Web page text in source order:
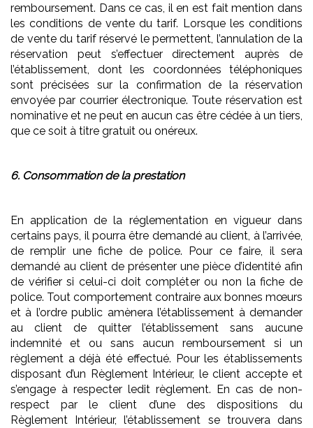
remboursement. Dans ce cas, il en est fait mention dans
les conditions de vente du tarif. Lorsque les conditions
de vente du tarif réservé le permettent, l’annulation de la
réservation peut s’effectuer directement auprès de
l’établissement, dont les coordonnées téléphoniques
sont précisées sur la confirmation de la réservation
envoyée par courrier électronique. Toute réservation est
nominative et ne peut en aucun cas être cédée à un tiers,
que ce soit à titre gratuit ou onéreux.
6. Consommation de la prestation
En application de la réglementation en vigueur dans
certains pays, il pourra être demandé au client, à l’arrivée,
de remplir une fiche de police. Pour ce faire, il sera
demandé au client de présenter une pièce d’identité afin
de vérifier si celui-ci doit compléter ou non la fiche de
police. Tout comportement contraire aux bonnes mœurs
et à l’ordre public amènera l’établissement à demander
au client de quitter l’établissement sans aucune
indemnité et ou sans aucun remboursement si un
règlement a déjà été effectué. Pour les établissements
disposant d’un Règlement Intérieur, le client accepte et
s’engage à respecter ledit règlement. En cas de non-
respect par le client d’une des dispositions du
Règlement Intérieur, l’établissement se trouvera dans